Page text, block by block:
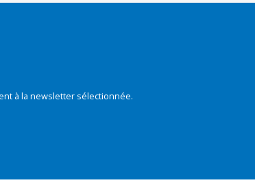
à la newsletter sélectionnée.